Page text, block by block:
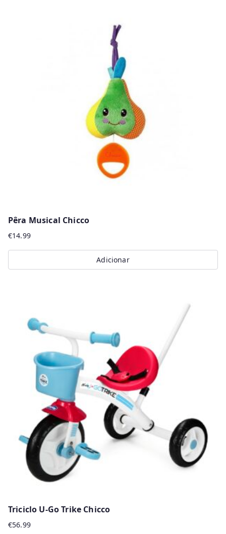
Pêra Musical Chicco
€14.99
Adicionar
Triciclo U-Go Trike Chicco
€56.99